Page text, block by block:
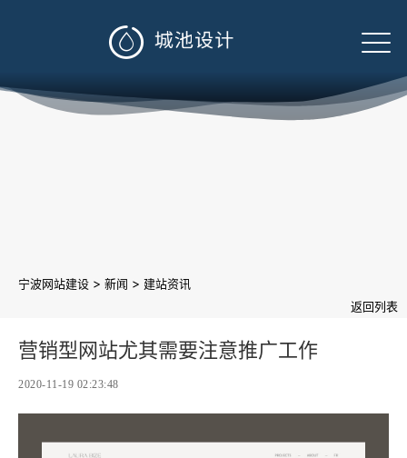

宁波网站建设 > 新闻 > 建站资讯
返回列表
营销型网站尤其需要注意推广工作
2020-11-19 02:23:48